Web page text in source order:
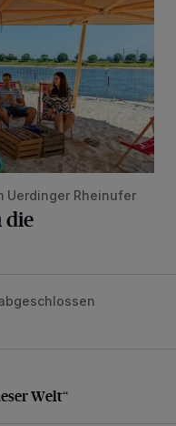
Uerdinger Rheinufer
die
Welt“
Welt“